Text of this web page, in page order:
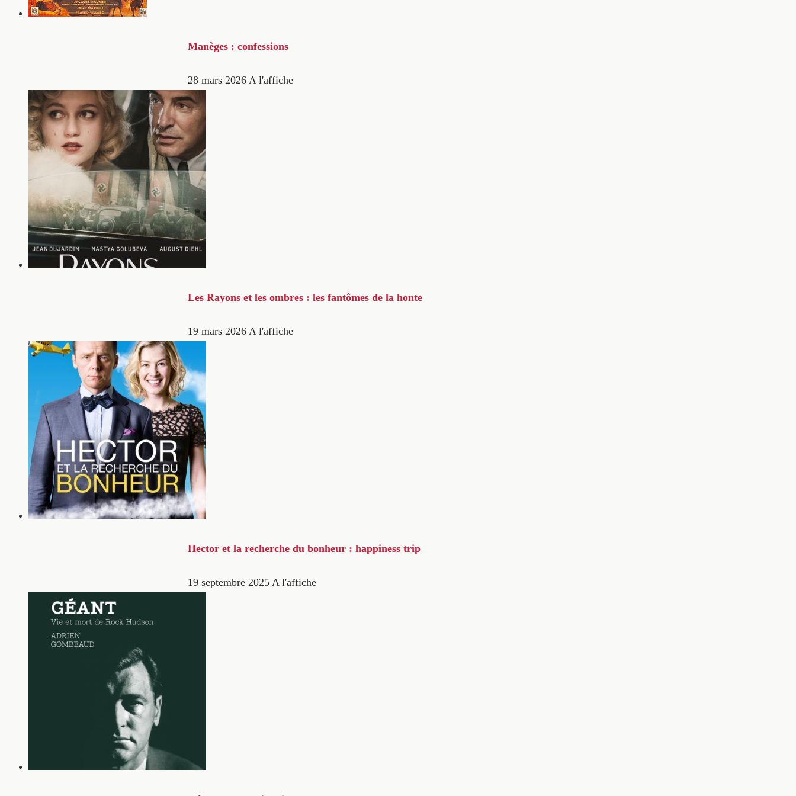
Manèges : confessions
28 mars 2026 A l'affiche
Les Rayons et les ombres : les fantômes de la honte
19 mars 2026 A l'affiche
Hector et la recherche du bonheur : happiness trip
19 septembre 2025 A l'affiche